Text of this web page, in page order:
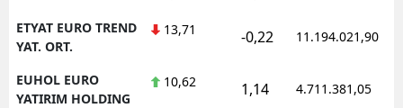
ETYAT EURO TREND
YAT. ORT.
13,71 -0,22 11.194.021,90
EUHOL EURO
YATIRIM HOLDING
10,62 1,14 4.711.381,05